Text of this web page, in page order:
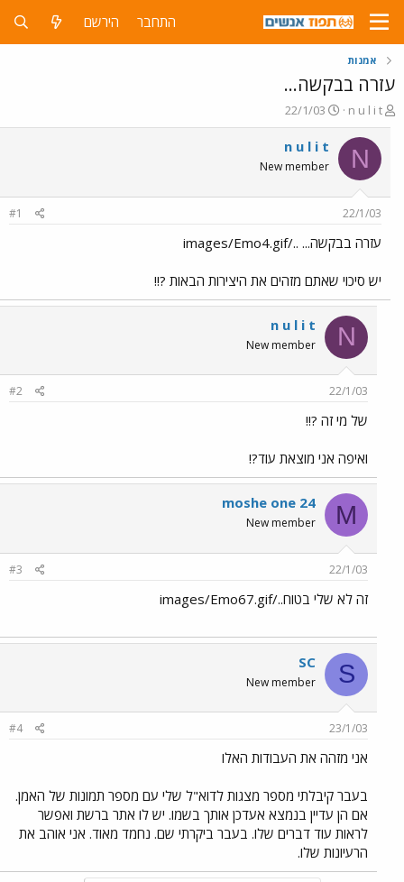
התחבר הירשם
אמנות
עזרה בבקשה...
פ
ו
ת
ח
ה
ש
א
n u l i t
פ
ו
ר
ם
ר
22/1/03
N
n u l i t
New member
22/1/03
#1
עזרה בבקשה... ../images/Emo4.gif
יש סיכוי שאתם מזהים את היצירות הבאות ?!!
N
n u l i t
New member
22/1/03
#2
של מי זה ?!!
ואיפה אני מוצאת עוד?!
M
moshe one 24
New member
22/1/03
#3
זה לא שלי בטוח../images/Emo67.gif
S
SC
New member
23/1/03
#4
אני מזהה את העבודות האלו
בעבר קיבלתי מספר מצגות לדוא"ל שלי עם מספר תמונות של האמן.
אם הן עדיין בנמצא אעדכן אותך בשמו. יש לו אתר ברשת ואפשר
לראות עוד דברים שלו. בעבר ביקרתי שם. נחמד מאוד. אני אוהב את
הרעיונות שלו.